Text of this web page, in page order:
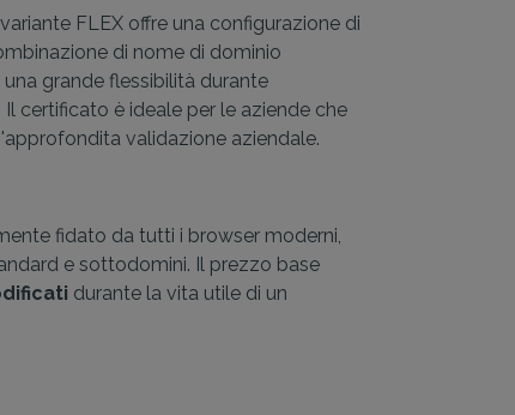
FLEX offre una configurazione di
di nome di dominio
grande flessibilità durante
certificato è ideale per le aziende che
validazione aziendale.
fidato da tutti i browser moderni,
e sottodomini. Il prezzo base
durante la vita utile di un